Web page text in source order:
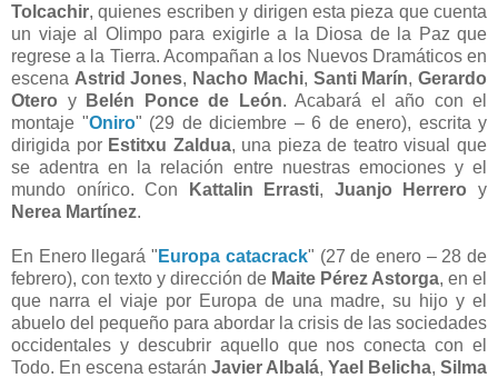
Tolcachir, quienes escriben y dirigen esta pieza que cuenta
un viaje al Olimpo para exigirle a la Diosa de la Paz que
regrese a la Tierra. Acompañan a los Nuevos Dramáticos en
escena Astrid Jones, Nacho Machi, Santi Marín,Gerardo
Otero y Belén Ponce de León. Acabará el año con el
montaje "Oniro" (29 de diciembre – 6 de enero), escrita y
dirigida por Estitxu Zaldua, una pieza de teatro visual que
se adentra en la relación entre nuestras emociones y el
mundo onírico. Con
Kattalin Errasti, Juanjo Herrero y
Nerea Martínez.
En Enero llegará " Europa catacrack" (27 de enero – 28 de
febrero), con texto y dirección de Maite Pérez Astorga, en el
que narra el viaje por Europa de una madre, su hijo y el
abuelo del pequeño para abordar la crisis de las sociedades
occidentales y descubrir aquello que nos conecta con el
Todo. En escena estarán Javier Albalá, Yael Belicha, Silma